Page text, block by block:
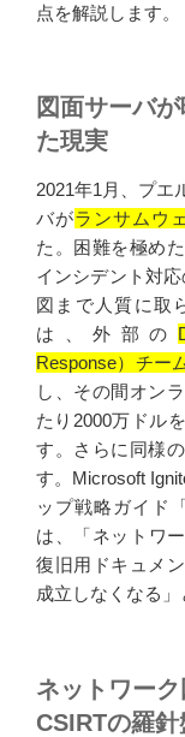
点を解説します。
図面サーバ
た現実
2021年1月、プエ
バがランサムウ
た。困難を極め
インシデント対
図まで人質に取
は、外部の
Response）チー
し、その間オン
たり2000万ドル
す。さらに同様
す。Microsoft
ップ戦略ガイド
は、「ネットワ
復旧用ドキュメ
成立しなくなる」
ネットワー
CSIRTの羅針